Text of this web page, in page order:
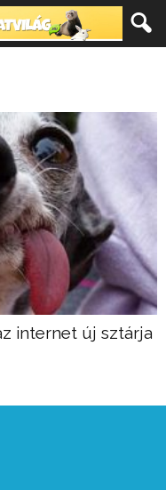
internet új sztárja